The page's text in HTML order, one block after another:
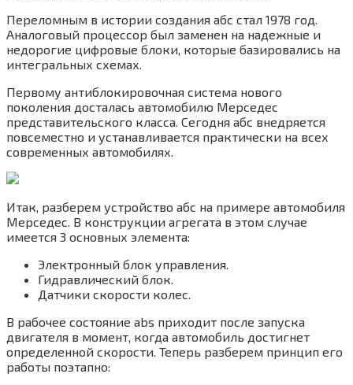
Переломным в истории создания абс стал 1978 год.
Аналоговый процессор был заменен на надежные и
недорогие цифровые блоки, которые базировались на
интегральных схемах.
Первому антиблокировочная система нового
поколения досталась автомобилю Мерседес
представительского класса. Сегодня абс внедряется
повсеместно и устанавливается практически на всех
современных автомобилях.
Итак, разберем устройство абс на примере автомобиля
Мерседес. В конструкции агрегата в этом случае
имеется 3 основных элемента:
Электронный блок управления.
Гидравлический блок.
Датчики скорости колес.
В рабочее состояние abs приходит после запуска
двигателя в момент, когда автомобиль достигнет
определенной скорости. Теперь разберем принцип его
работы поэтапно: